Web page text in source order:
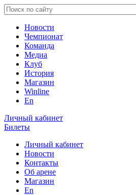
Новости
Чемпионат
Команда
Медиа
Клуб
История
Магазин
Winline
En
Личный кабинет
Билеты
Личный кабинет
Новости
Контакты
Об арене
Магазин
En